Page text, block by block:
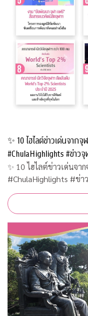
✨ 10 ไฮไลต์ข่าวเด่นจาก
#ChulaHighlights #ข่าวจุ
✨ 10 ไฮไลต์ข่าวเด่นจา
#ChulaHighlights #ข่า